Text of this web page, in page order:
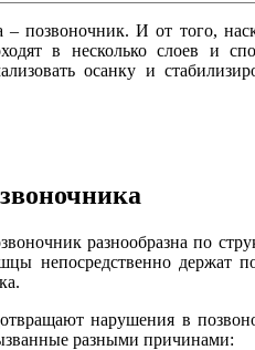
позвоночник. И от того,
в несколько слоев и
осанку и
разнообразна по
непосредственно держат
нарушения в
разными причинами: